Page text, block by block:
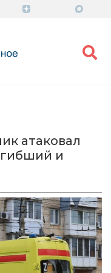
атаковал
и